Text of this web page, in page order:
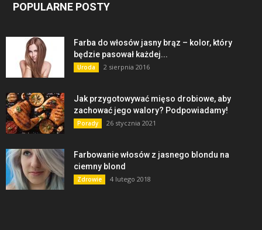
POPULARNE POSTY
Farba do włosów jasny brąz – kolor, który
będzie pasował każdej...
Uroda 2 sierpnia 2016
Jak przygotowywać mięso drobiowe, aby
zachować jego walory? Podpowiadamy!
Porady 26 stycznia 2021
Farbowanie włosów z jasnego blondu na
ciemny blond
Zdrowie 4 lutego 2018